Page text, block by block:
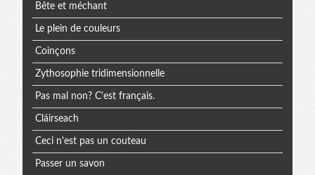
Bête et méchant
Le plein de couleurs
Coinçons
Zythosophie tridimensionnelle
Pas mal non? C'est français.
Cláirseach
Ceci n'est pas un couteau
Passer un savon